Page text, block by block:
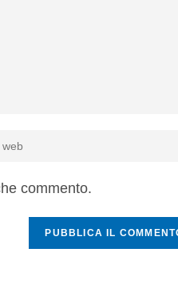
commento.